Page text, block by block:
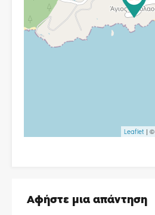
Leaflet | ©
Αφήστε μια απάντηση